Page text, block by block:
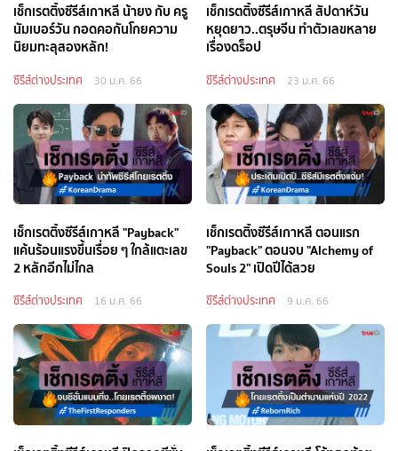
เช็กเรตติ้งซีรีส์เกาหลี น้ายง กับ ครู
นัมเบอร์วัน กอดคอกันโกยความ
นิยมทะลุสองหลัก!
ซีรีส์ต่างประเทศ 30 ม.ค. 66
เช็กเรตติ้งซีรีส์เกาหลี สัปดาห์วัน
หยุดยาว..ตรุษจีน ทำตัวเลขหลาย
เรื่องดร็อป
ซีรีส์ต่างประเทศ 23 ม.ค. 66
เช็กเรตติ้งซีรีส์เกาหลี "Payback"
แค้นร้อนแรงขึ้นเรื่อย ๆ ใกล้แตะเลข
2 หลักอีกไม่ไกล
ซีรีส์ต่างประเทศ 16 ม.ค. 66
เช็กเรตติ้งซีรีส์เกาหลี ตอนแรก
"Payback" ตอนจบ "Alchemy of
Souls 2" เปิดปีได้สวย
ซีรีส์ต่างประเทศ 9 ม.ค. 66